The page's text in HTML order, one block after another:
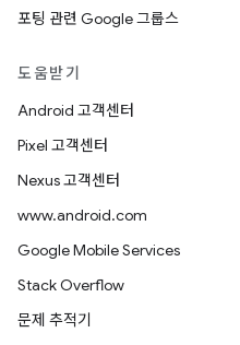
포팅 관련 Google 그룹스
도움받기
Android 고객센터
Pixel 고객센터
Nexus 고객센터
www.android.com
Google Mobile Services
Stack Overflow
문제 추적기